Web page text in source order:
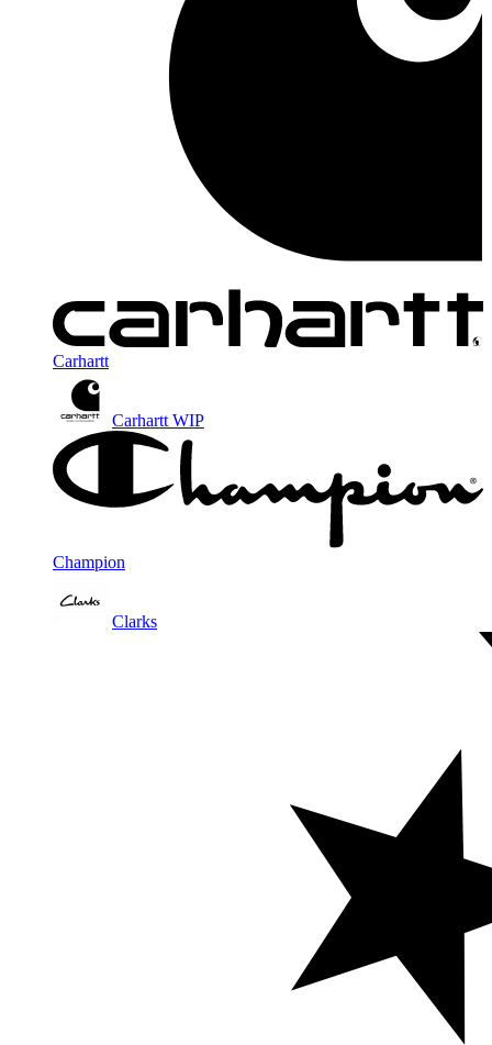
Carhartt
Carhartt WIP
Champion
Clarks